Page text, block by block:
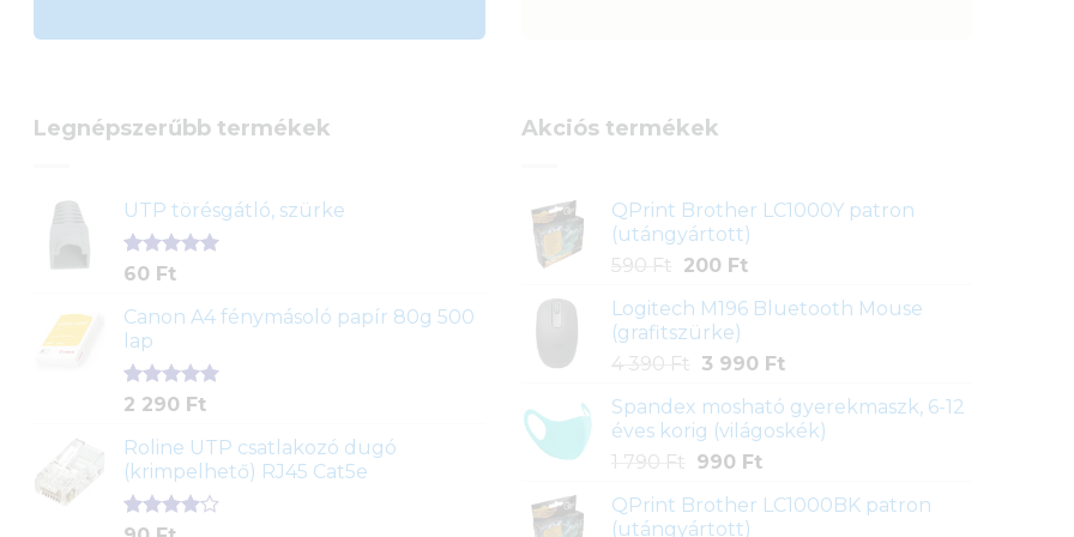
Legnépszerűbb termékek
UTP törésgátló, szürke
Értékelés
ből,
1
értékelés
alapján
60 Ft
Canon A4 fénymásoló papír 80g 500
lap
Értékelés
ből,
2
értékelés
alapján
2 290 Ft
Roline UTP csatlakozó dugó
(krimpelhető) RJ45 Cat5e
Értékelés
2
Akciós termékek
QPrint Brother LC1000Y patron
(utángyártott)
590 Ft
Original
was:
590 Ft.
200 FtCurrent
is:
Logitech M196 Bluetooth Mouse
(grafitszürke)
4 390 Ft
Original
was:
4
390 Ft.
3 990 FtCurrent
is:
3
Spandex mosható gyerekmaszk, 6-12
éves korig (világoskék)
1 790 Ft
Original
was:
990 FtCurrent
is:
QPrint Brother LC1000BK patron
(utángyártott)